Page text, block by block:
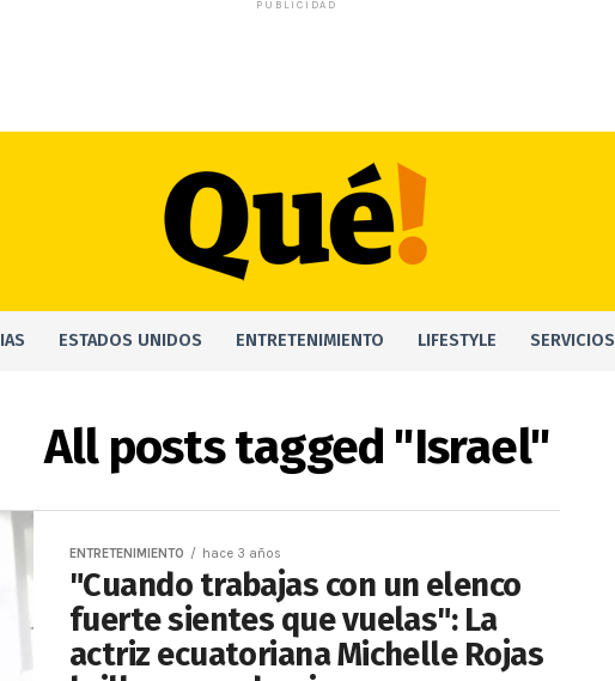
PUBLICIDAD
ESTADOS UNIDOS ENTRETENIMIENTO LIFESTYLE SERVICIOS
All posts tagged "Israel"
ENTRETENIMIENTO hace 3 años
"Cuando trabajas con un elenco
fuerte sientes que vuelas": La
actriz ecuatoriana Michelle Rojas